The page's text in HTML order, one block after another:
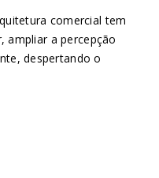
comercial tem
ampliar a percepção
despertando o